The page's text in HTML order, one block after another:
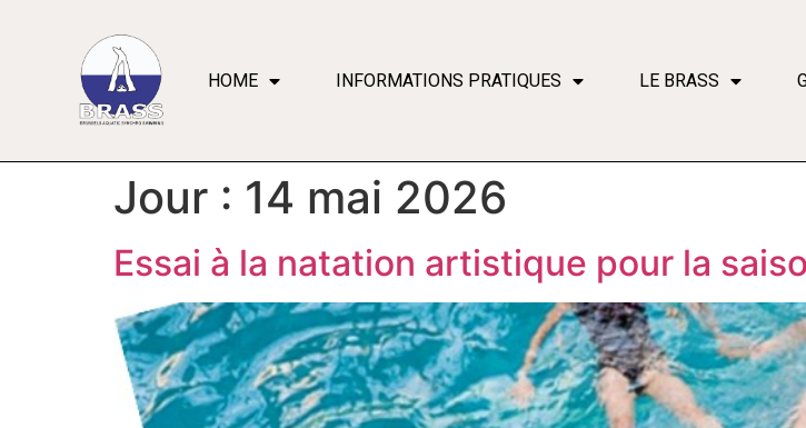
HOME INFORMATIONS PRATIQUES LE BRASS
Jour : 14 mai 2026
Essai à la natation artistique pour la